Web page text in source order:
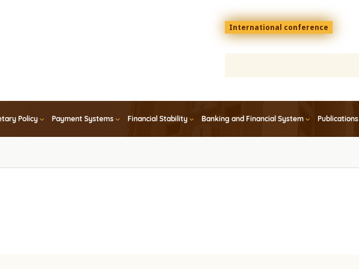
Menu
top
En
International conference
Policy Payment Systems Financial Stability Banking and Financial System Publications